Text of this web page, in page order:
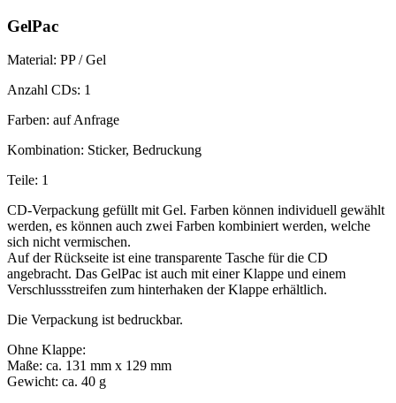
GelPac
Material: PP / Gel
Anzahl CDs: 1
Farben: auf Anfrage
Kombination: Sticker, Bedruckung
Teile: 1
CD-Verpackung gefüllt mit Gel. Farben können individuell gewählt
werden, es können auch zwei Farben kombiniert werden, welche
sich nicht vermischen.
Auf der Rückseite ist eine transparente Tasche für die CD
angebracht. Das GelPac ist auch mit einer Klappe und einem
Verschlussstreifen zum hinterhaken der Klappe erhältlich.
Die Verpackung ist bedruckbar.
Ohne Klappe:
Maße: ca. 131 mm x 129 mm
Gewicht: ca. 40 g